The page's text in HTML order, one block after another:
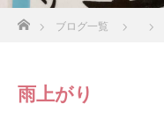
ブログ一覧
雨上がり